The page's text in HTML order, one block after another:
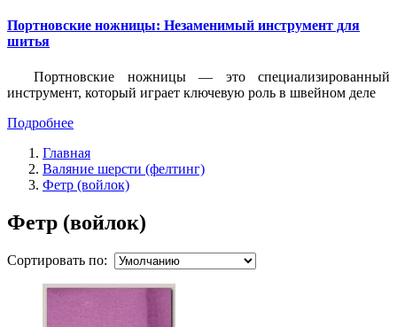
Портновские ножницы: Незаменимый инструмент для
шитья
Портновские ножницы — это специализированный
инструмент, который играет ключевую роль в швейном деле
Подробнее
Главная
Валяние шерсти (фелтинг)
Фетр (войлок)
Фетр (войлок)
Сортировать по: